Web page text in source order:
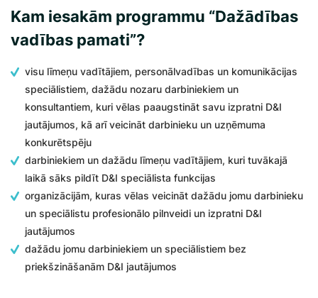
Kam iesakām programmu “Dažādības
vadības pamati”?
visu līmeņu vadītājiem, personālvadības un komunikācijas
speciālistiem, dažādu nozaru darbiniekiem un
konsultantiem, kuri vēlas paaugstināt savu izpratni D&I
jautājumos, kā arī veicināt darbinieku un uzņēmuma
konkurētspēju
darbiniekiem un dažādu līmeņu vadītājiem, kuri tuvākajā
laikā sāks pildīt D&I speciālista funkcijas
organizācijām, kuras vēlas veicināt dažādu jomu darbinieku
un speciālistu profesionālo pilnveidi un izpratni D&I
jautājumos
dažādu jomu darbiniekiem un speciālistiem bez
priekšzināšanām D&I jautājumos